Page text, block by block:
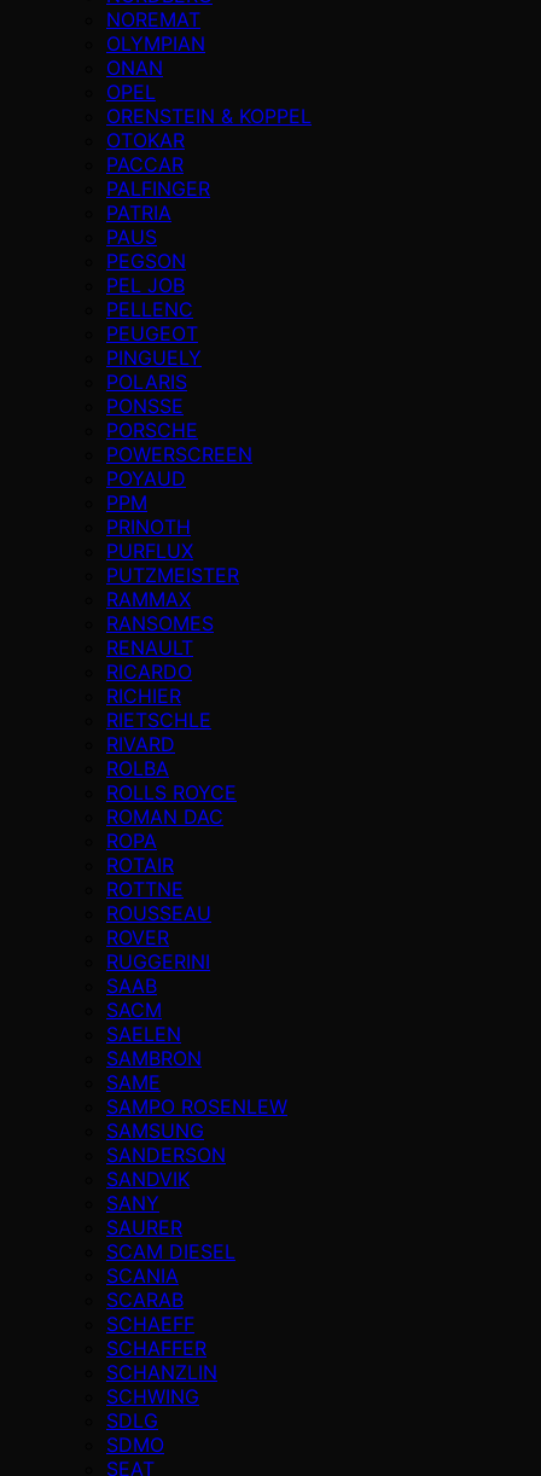
NOREMAT
OLYMPIAN
ONAN
OPEL
ORENSTEIN & KOPPEL
OTOKAR
PACCAR
PALFINGER
PATRIA
PAUS
PEGSON
PEL JOB
PELLENC
PEUGEOT
PINGUELY
POLARIS
PONSSE
PORSCHE
POWERSCREEN
POYAUD
PPM
PRINOTH
PURFLUX
PUTZMEISTER
RAMMAX
RANSOMES
RENAULT
RICARDO
RICHIER
RIETSCHLE
RIVARD
ROLBA
ROLLS ROYCE
ROMAN DAC
ROPA
ROTAIR
ROTTNE
ROUSSEAU
ROVER
RUGGERINI
SAAB
SACM
SAELEN
SAMBRON
SAME
SAMPO ROSENLEW
SAMSUNG
SANDERSON
SANDVIK
SANY
SAURER
SCAM DIESEL
SCANIA
SCARAB
SCHAEFF
SCHAFFER
SCHANZLIN
SCHWING
SDLG
SDMO
SEAT